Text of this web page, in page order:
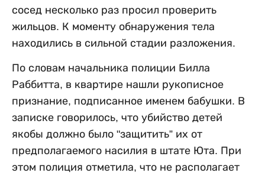
сосед несколько раз просил проверить
жильцов. К моменту обнаружения тела
находились в сильной стадии разложения.
По словам начальника полиции Билла
Раббитта, в квартире нашли рукописное
признание, подписанное именем бабушки. В
записке говорилось, что убийство детей
якобы должно было "защитить” их от
предполагаемого насилия в штате Юта. При
этом полиция отметила, что не располагает